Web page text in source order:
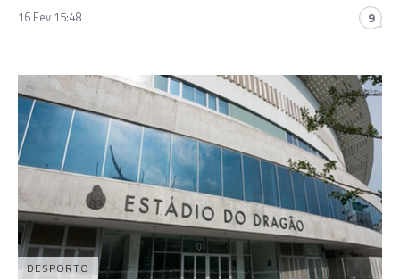
16 Fev 15:48 9
DESPORTO